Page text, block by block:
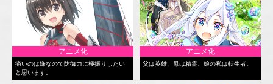
アニメ化
痛いのは嫌なので防御力に極振りしたい
と思います。
アニメ化
父は英雄、母は精霊、娘の私は転生者。